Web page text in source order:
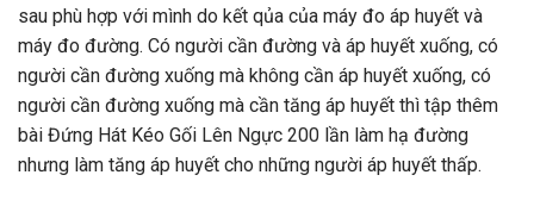
sau phù hợp với mình do kết qủa của máy đo áp huyết và
máy đo đường. Có người cần đường và áp huyết xuống, có
người cần đường xuống mà không cần áp huyết xuống, có
người cần đường xuống mà cần tăng áp huyết thì tập thêm
bài Đứng Hát Kéo Gối Lên Ngực 200 lần làm hạ đường
nhưng làm tăng áp huyết cho những người áp huyết thấp.